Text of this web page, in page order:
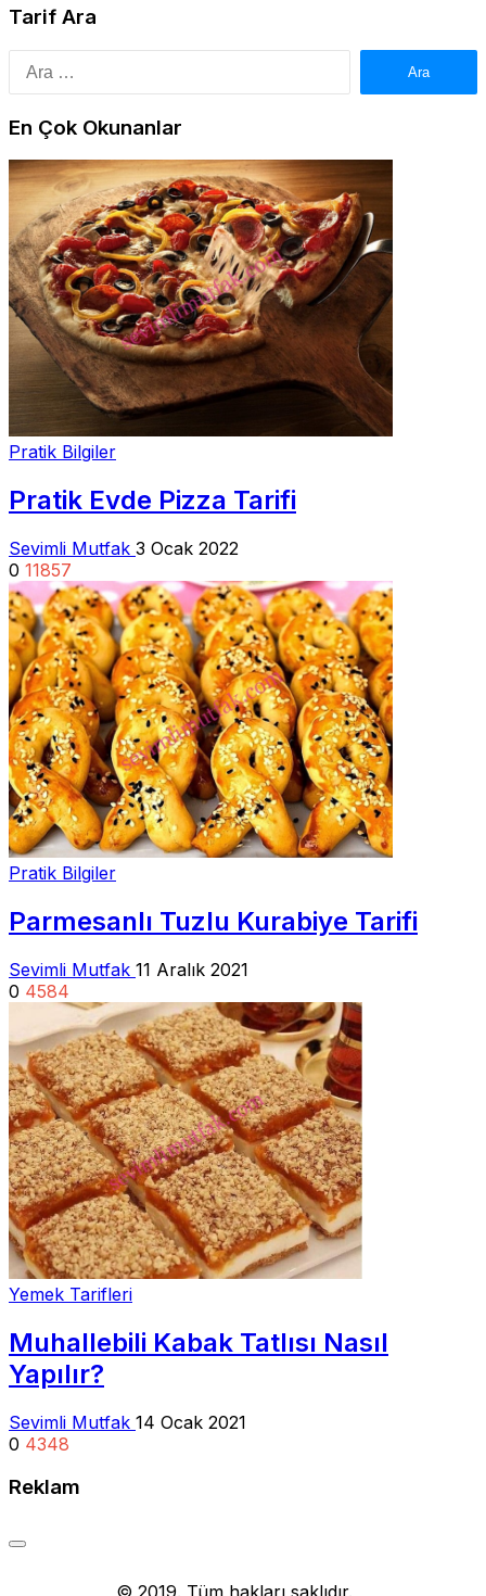
Tarif Ara
Arama:
En Çok Okunanlar
Pratik Bilgiler
Pratik Evde Pizza Tarifi
Sevimli Mutfak 3 Ocak 2022
0 11857
Pratik Bilgiler
Parmesanlı Tuzlu Kurabiye Tarifi
Sevimli Mutfak 11 Aralık 2021
0 4584
Yemek Tarifleri
Muhallebili Kabak Tatlısı Nasıl
Yapılır?
Sevimli Mutfak 14 Ocak 2021
0 4348
Reklam